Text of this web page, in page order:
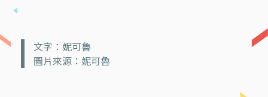
文字：妮可魯
圖片來源：妮可魯